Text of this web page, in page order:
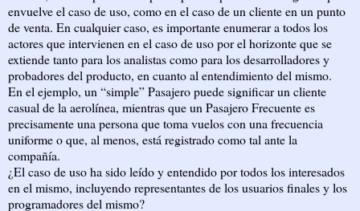
envuelve el caso de uso, como en el caso de un cliente en un punto
de venta. En cualquier caso, es importante enumerar a todos los
actores que intervienen en el caso de uso por el horizonte que se
extiende tanto para los analistas como para los desarrolladores y
probadores del producto, en cuanto al entendimiento del mismo.
En el ejemplo, un “simple” Pasajero puede significar un cliente
casual de la aerolínea, mientras que un Pasajero Frecuente es
precisamente una persona que toma vuelos con una frecuencia
uniforme o que, al menos, está registrado como tal ante la
compañía.
¿El caso de uso ha sido leído y entendido por todos los interesados
en el mismo, incluyendo representantes de los usuarios finales y los
programadores del mismo?